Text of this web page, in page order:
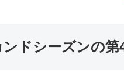
ドシーズンの第